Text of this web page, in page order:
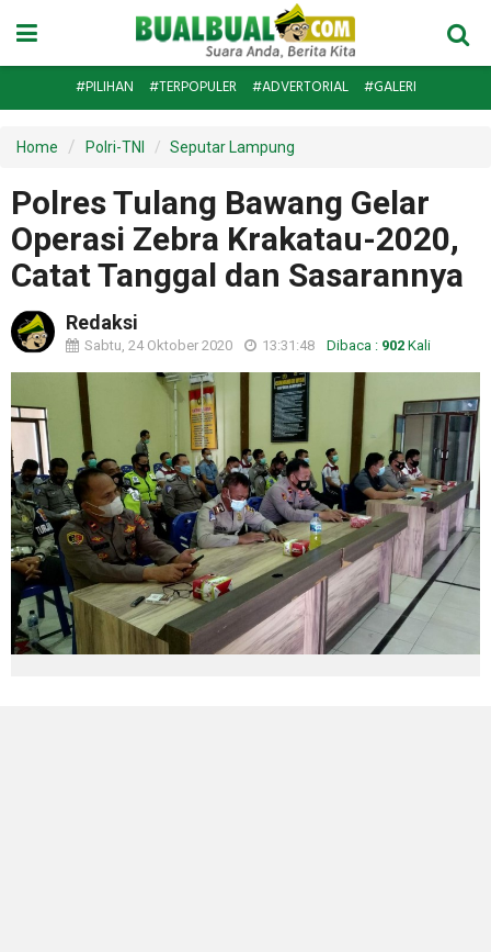
#PILIHAN #TERPOPULER #ADVERTORIAL #GALERI
Home Polri-TNI Seputar Lampung
Polres Tulang Bawang Gelar
Operasi Zebra Krakatau-2020,
Catat Tanggal dan Sasarannya
Redaksi
Sabtu, 24 Oktober 2020 13:31:48 Dibaca : 902 Kali